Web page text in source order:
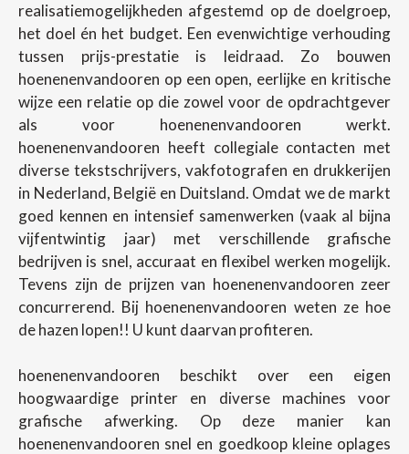
realisatiemogelijkheden afgestemd op de doelgroep,
het doel én het budget. Een evenwichtige verhouding
tussen prijs-prestatie is leidraad. Zo bouwen
hoenenenvandooren op een open, eerlijke en kritische
wijze een relatie op die zowel voor de opdrachtgever
als voor hoenenenvandooren werkt.
hoenenenvandooren heeft collegiale contacten met
diverse tekstschrijvers, vakfotografen en drukkerijen
in Nederland, België en Duitsland. Omdat we de markt
goed kennen en intensief samenwerken (vaak al bijna
vijfentwintig jaar) met verschillende grafische
bedrijven is snel, accuraat en flexibel werken mogelijk.
Tevens zijn de prijzen van hoenenenvandooren zeer
concurrerend. Bij hoenenenvandooren weten ze hoe
de hazen lopen!! U kunt daarvan profiteren.
hoenenenvandooren beschikt over een eigen
hoogwaardige printer en diverse machines voor
grafische afwerking. Op deze manier kan
hoenenenvandooren snel en goedkoop kleine oplages